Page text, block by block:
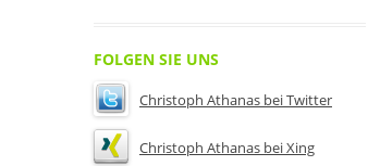
FOLGEN SIE UNS
Christoph Athanas bei Twitter
Christoph Athanas bei Xing